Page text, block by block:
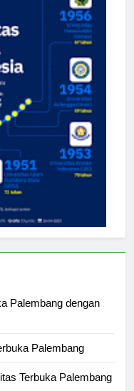
Palembang dengan